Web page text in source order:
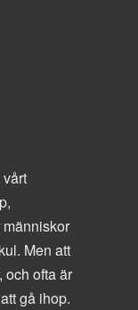
Men att
och ofta är
gå ihop.